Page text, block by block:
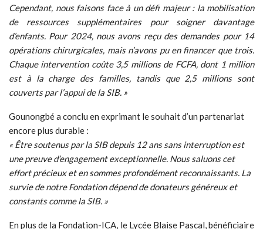
Cependant, nous faisons face à un défi majeur : la mobilisation
de ressources supplémentaires pour soigner davantage
d’enfants. Pour 2024, nous avons reçu des demandes pour 14
opérations chirurgicales, mais n’avons pu en financer que trois.
Chaque intervention coûte 3,5 millions de FCFA, dont 1 million
est à la charge des familles, tandis que 2,5 millions sont
couverts par l’appui de la SIB. »
Gounongbé a conclu en exprimant le souhait d’un partenariat
encore plus durable :
« Être soutenus par la SIB depuis 12 ans sans interruption est
une preuve d’engagement exceptionnelle. Nous saluons cet
effort précieux et en sommes profondément reconnaissants. La
survie de notre Fondation dépend de donateurs généreux et
constants comme la SIB. »
En plus de la Fondation-ICA, le Lycée Blaise Pascal, bénéficiaire